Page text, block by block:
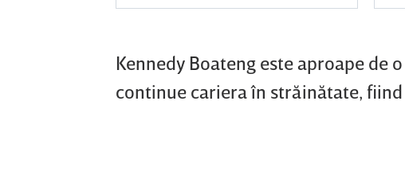
Kennedy Boateng este aproape de
continue cariera în străinătate,